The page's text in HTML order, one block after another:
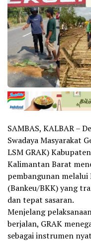
SAMBAS, KALBAR –
Swadaya Masyarakat
LSM GRAK)
Kalimantan Barat
pembangunan melalui
(Bankeu/BKK) yang
dan tepat sasaran.
Menjelang
berjalan, GRAK
sebagai instrumen